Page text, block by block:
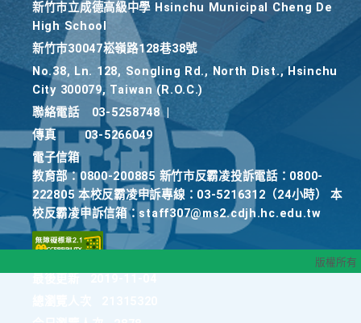
新竹巿立成德高級中學 Hsinchu Municipal Cheng De
High School
新竹巿30047崧嶺路128巷38號
No.38, Ln. 128, Songling Rd., North Dist., Hsinchu
City 300079, Taiwan (R.O.C.)
聯絡電話
03-5258748
傳真
03-5266049
電子信箱
教育部：0800-200885 新竹市反霸凌投訴電話：0800-
222805 本校反霸凌申訴專線：03-5216312（24小時） 本
校反霸凌申訴信箱：staff307@ms2.cdjh.hc.edu.tw
版權所有